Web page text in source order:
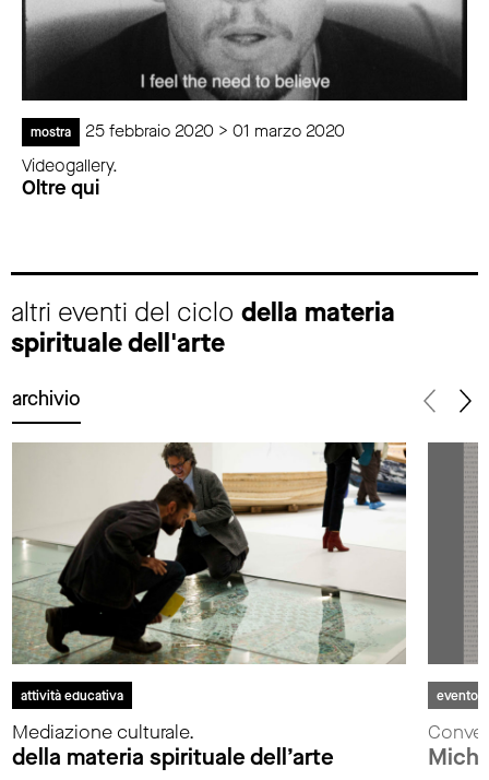
mostra
25 febbraio 2020 > 01 marzo 2020
Videogallery.
Oltre qui
altri eventi del ciclo della materia
spirituale dell'arte
archivio
attività educativa
Mediazione culturale.
della materia spirituale dell’arte
evento